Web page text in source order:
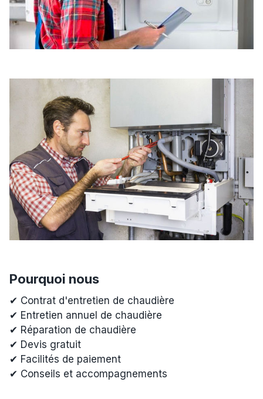
Pourquoi nous
✔ Contrat d'entretien de chaudière
✔ Entretien annuel de chaudière
✔ Réparation de chaudière
✔ Devis gratuit
✔ Facilités de paiement
✔ Conseils et accompagnements